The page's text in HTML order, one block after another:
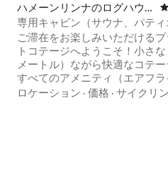
ハメーンリンナのログハウ
ス
専用キャビン（サウナ、パテ
車、無料駐車場付き）
ご滞在をお楽しみいただける
トコテージへようこそ！小さ
メートル）ながら快適なコテー
すべてのアメニティ（エアフラ
オーブンなし）を備えた小さな
ロケーション · 価格 · サイクリ